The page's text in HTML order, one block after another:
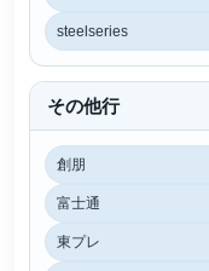
steelseries
その他行
創朋
富士通
東プレ